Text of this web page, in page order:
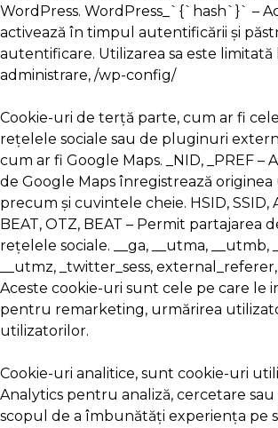
WordPress. WordPress_`{`hash`}` –
activează în timpul autentificării și
autentificare. Utilizarea sa este limitată
administrare, /wp-config/
Cookie-uri de terță parte, cum ar fi
rețelele sociale sau de pluginuri
cum ar fi Google Maps. _NID, _PREF –
de Google Maps înregistrează
precum și cuvintele cheie. HSID, SSID,
BEAT, OTZ, BEAT – Permit partajarea
rețelele sociale. __ga, __utma, __utmb,
__utmz, _twitter_sess,
Aceste cookie-uri sunt cele pe care le
pentru remarketing, urmărirea
utilizatorilor.
Cookie-uri analitice, sunt cookie-uri
Analytics pentru analiză, cercetare sau
scopul de a îmbunătăți experiența pe